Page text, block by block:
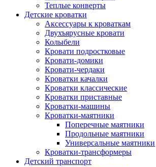
Теплые конверты
Детские кроватки
Аксессуары к кроваткам
Двухъярусные кровати
Колыбели
Кровати подростковые
Кровати-домики
Кровати-чердаки
Кроватки качалки
Кроватки классические
Кроватки приставные
Кроватки-машины
Кроватки-маятники
Поперечные маятники
Продольные маятники
Универсальные маятники
Кроватки-трансформеры
Детский транспорт